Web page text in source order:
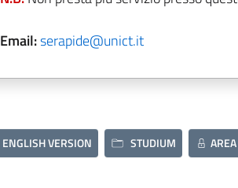
Email:serapide@unict.it
ENGLISH VERSION STUDIUM